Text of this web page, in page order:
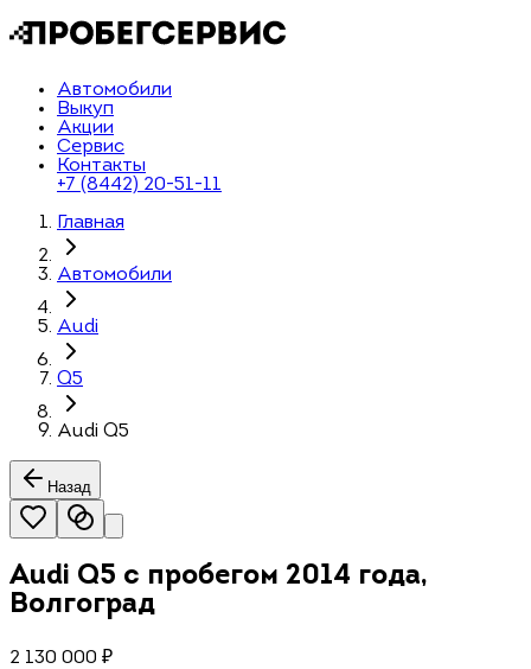
Автомобили
Выкуп
Акции
Сервис
Контакты
+7 (8442) 20-51-11
Главная
Автомобили
Audi
Q5
Audi Q5
Назад
Audi Q5 с пробегом 2014 года,
Волгоград
2 130 000 ₽